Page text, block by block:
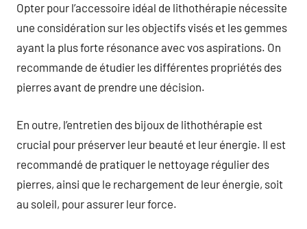
Opter pour l’accessoire idéal de lithothérapie nécessite
une considération sur les objectifs visés et les gemmes
ayant la plus forte résonance avec vos aspirations. On
recommande de étudier les différentes propriétés des
pierres avant de prendre une décision.
En outre, l’entretien des bijoux de lithothérapie est
crucial pour préserver leur beauté et leur énergie. Il est
recommandé de pratiquer le nettoyage régulier des
pierres, ainsi que le rechargement de leur énergie, soit
au soleil, pour assurer leur force.